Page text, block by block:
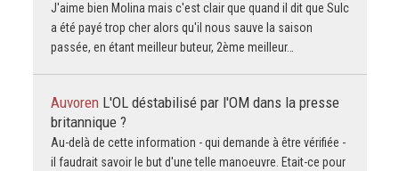
J'aime bien Molina mais c'est clair que quand il dit que Sulc
a été payé trop cher alors qu'il nous sauve la saison
passée, en étant meilleur buteur, 2ème meilleur…
Auvoren L'OL déstabilisé par l'OM dans la presse
britannique ?
Au-delà de cette information - qui demande à être vérifiée -
il faudrait savoir le but d'une telle manoeuvre. Etait-ce pour